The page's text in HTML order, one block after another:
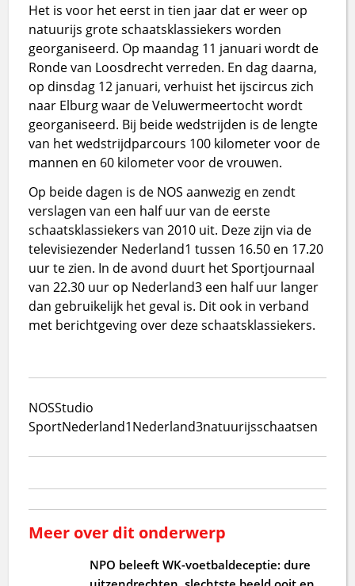
Het is voor het eerst in tien jaar dat er weer op
natuurijs grote schaatsklassiekers worden
georganiseerd. Op maandag 11 januari wordt de
Ronde van Loosdrecht verreden. En dag daarna,
op dinsdag 12 januari, verhuist het ijscircus zich
naar Elburg waar de Veluwermeertocht wordt
georganiseerd. Bij beide wedstrijden is de lengte
van het wedstrijdparcours 100 kilometer voor de
mannen en 60 kilometer voor de vrouwen.
Op beide dagen is de NOS aanwezig en zendt
verslagen van een half uur van de eerste
schaatsklassiekers van 2010 uit. Deze zijn via de
televisiezender Nederland1 tussen 16.50 en 17.20
uur te zien. In de avond duurt het Sportjournaal
van 22.30 uur op Nederland3 een half uur langer
dan gebruikelijk het geval is. Dit ook in verband
met berichtgeving over deze schaatsklassiekers.
NOSStudio
SportNederland1Nederland3natuurijsschaatsen
Meer over dit onderwerp
NPO beleeft WK-voetbaldeceptie: dure